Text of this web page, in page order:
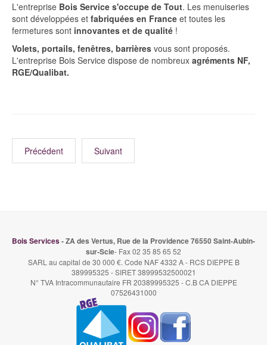
L'entreprise Bois Service s'occupe de Tout. Les menuiseries
sont développées et fabriquées en France et toutes les
fermetures sont innovantes et de qualité !
Volets, portails, fenêtres, barrières vous sont proposés.
L'entreprise Bois Service dispose de nombreux agréments NF,
RGE/Qualibat.
Précédent Suivant
Bois Services- ZA des Vertus, Rue de la Providence 76550 Saint-Aubin-
sur-Scie- Fax 02 35 85 65 52
SARL au capital de 30 000 €. Code NAF 4332 A - RCS DIEPPE B
389995325 - SIRET 38999532500021
N° TVA Intracommunautaire FR 20389995325 - C.B CA DIEPPE
07526431000